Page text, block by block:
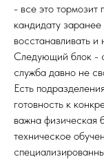
- все это
кандидату заранее
восстанавливать и
Следующий блок -
служба давно не
Есть
готовность к
важна физическая
техническое